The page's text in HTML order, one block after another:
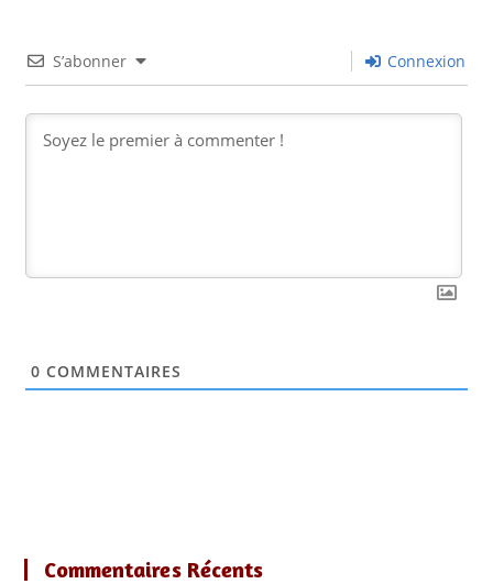
S’abonner Connexion
0 COMMENTAIRES
Commentaires Récents